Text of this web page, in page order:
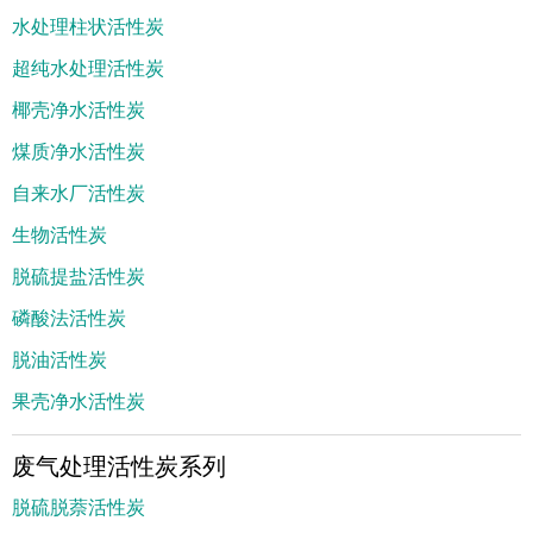
水处理柱状活性炭
超纯水处理活性炭
椰壳净水活性炭
煤质净水活性炭
自来水厂活性炭
生物活性炭
脱硫提盐活性炭
磷酸法活性炭
脱油活性炭
果壳净水活性炭
废气处理活性炭系列
脱硫脱萘活性炭